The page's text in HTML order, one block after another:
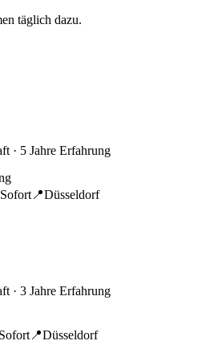
täglich dazu.
· 5 Jahre Erfahrung
Sofort 📍Düsseldorf
· 3 Jahre Erfahrung
Sofort 📍Düsseldorf